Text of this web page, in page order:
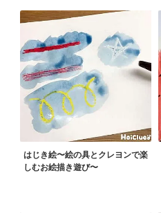
はじき絵〜絵の具とクレヨンで楽
しむお絵描き遊び〜